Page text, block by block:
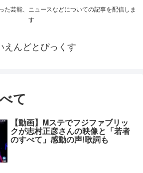
芸能、ニュースなどについての記事を配信しま
す
えんどとぴっくす
て
【動画】Mステでフジファブリッ
クが志村正彦さんの映像と「若者
のすべて」感動の声!歌詞も